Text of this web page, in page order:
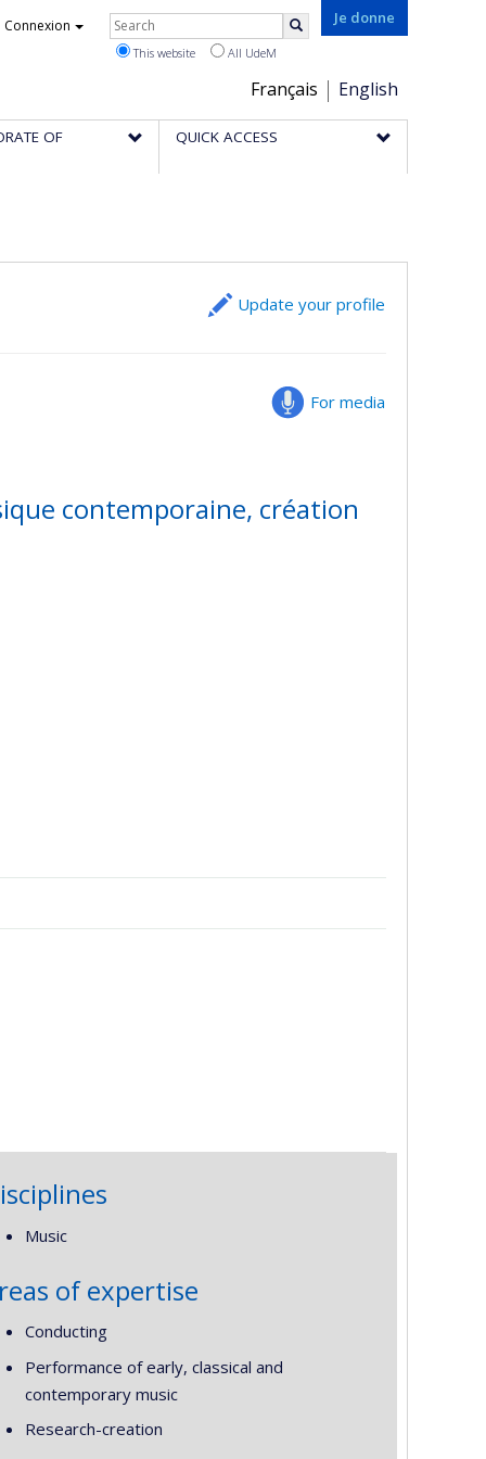
Je donne
Choix
de
la
Français English
Connexion Rechercher
This website All UdeM
OF QUICK ACCESS
Update your profile
For media
contemporaine, création
Music
of expertise
Conducting
Performance of early, classical and
contemporary music
Research-creation